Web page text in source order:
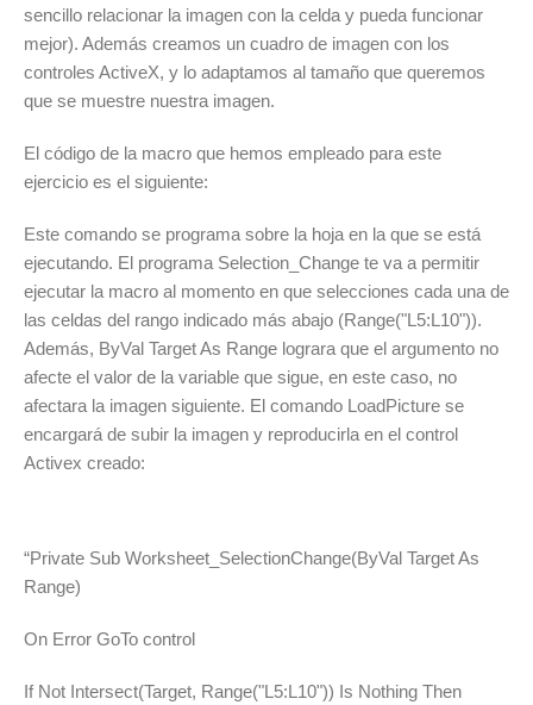
sencillo relacionar la imagen con la celda y pueda funcionar
mejor). Además creamos un cuadro de imagen con los
controles ActiveX, y lo adaptamos al tamaño que queremos
que se muestre nuestra imagen.
El código de la macro que hemos empleado para este
ejercicio es el siguiente:
Este comando se programa sobre la hoja en la que se está
ejecutando. El programa Selection_Change te va a permitir
ejecutar la macro al momento en que selecciones cada una de
las celdas del rango indicado más abajo (Range("L5:L10")).
Además, ByVal Target As Range lograra que el argumento no
afecte el valor de la variable que sigue, en este caso, no
afectara la imagen siguiente. El comando LoadPicture se
encargará de subir la imagen y reproducirla en el control
Activex creado:
“Private Sub Worksheet_SelectionChange(ByVal Target As
Range)
On Error GoTo control
If Not Intersect(Target, Range("L5:L10")) Is Nothing Then